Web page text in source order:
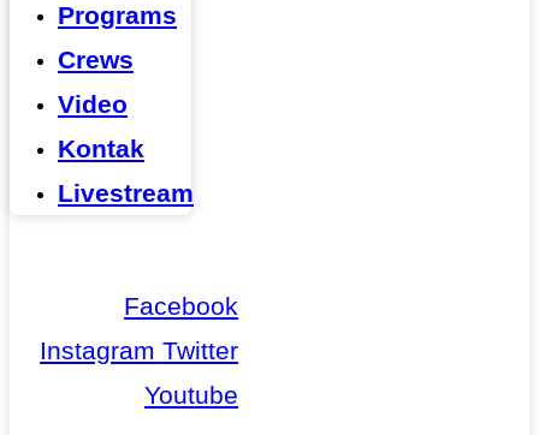
Programs
Crews
Video
Kontak
Livestream
Facebook
Instagram Twitter
Youtube